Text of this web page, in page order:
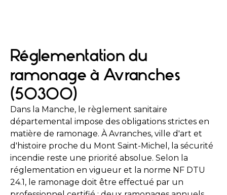
Réglementation du
ramonage à Avranches
(50300)
Dans la Manche, le règlement sanitaire
départemental impose des obligations strictes en
matière de ramonage. À Avranches, ville d'art et
d'histoire proche du Mont Saint-Michel, la sécurité
incendie reste une priorité absolue. Selon la
réglementation en vigueur et la norme NF DTU
24.1, le ramonage doit être effectué par un